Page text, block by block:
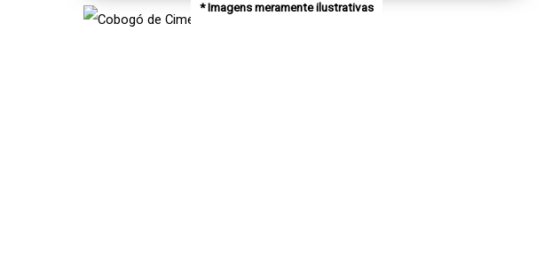
* Imagens meramente ilustrativas